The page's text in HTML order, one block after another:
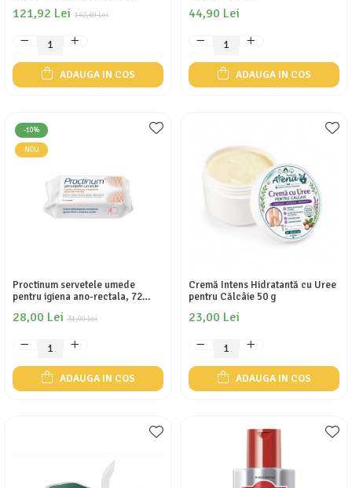
162,69 Lei
121,92 Lei
ADAUGA IN COS
44,90 Lei
ADAUGA IN COS
-10%
NOU
Proctinum servetele umede
pentru igiena ano-rectala, 72
31,00 Lei
28,00 Lei
ADAUGA IN COS
Cremă Intens Hidratantă cu Uree
pentru Călcâie 50 g
23,00 Lei
ADAUGA IN COS